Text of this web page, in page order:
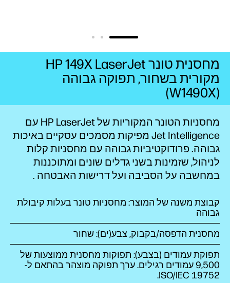
מחסניות הטונר המקוריות של HP LaserJet עם
Jet Intelligence מפיקות מסמכים עסקיים באיכות
גבוהה. פרודוקטיביות גבוהה עם מחסניות קלות
לניהול, שזמינות בשני גדלים שונים ומתוכננות
במחשבה על הסביבה ועל דרישות האבטחה .
קבוצת משנה של המוצר: מחסניות טונר בעלות קיבולת
גבוהה
מחסנית הדפסה/בקבוק, צבע(ים): שחור
תפוקת עמודים (בצבע‏): תפוקות מחסנית ממוצעות של
9,500 עמודים רגילים. ערך תפוקה מוצהר בהתאם ל-
ISO/IEC 19752.
מחסנית טונר HP 149X LaserJet
מקורית בשחור, תפוקה גבוהה
(W1490X)